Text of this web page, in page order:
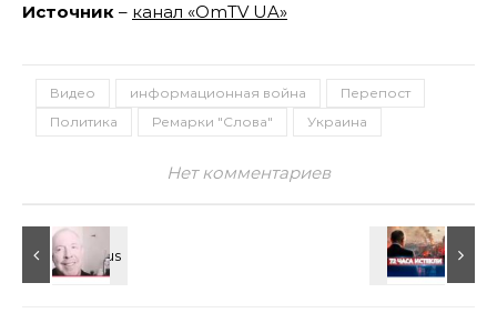
Источник – канал «OmTV UA»
Видео информационная война
Перепост
Политика
Ремарки "Слова" Украина
Нет комментариев